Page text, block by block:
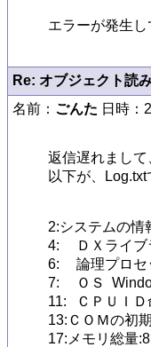
エラーが発生
Re: オブジェクト読
名前： ごんた 日時：
返信遅れまして
以下が、
2:システムの情
4:	ＤＸライブラリ Ver3.08a
6:	論理プロセッサの数 : 8
7:	ＯＳ  Windows ( Build 9200  )
11:	ＣＰＵＩＤ命令は使えません
13:ＣＯＭの初
17:メモリ総量